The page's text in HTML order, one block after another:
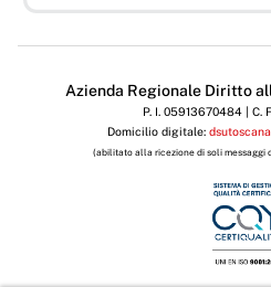
Azienda Regionale Diritto
P. I. 05913670484 | C.
Domicilio digitale:
(abilitato alla ricezione di soli messaggi